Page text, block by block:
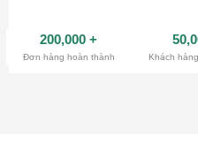
200,000 +
Đơn hàng hoàn thành Khách